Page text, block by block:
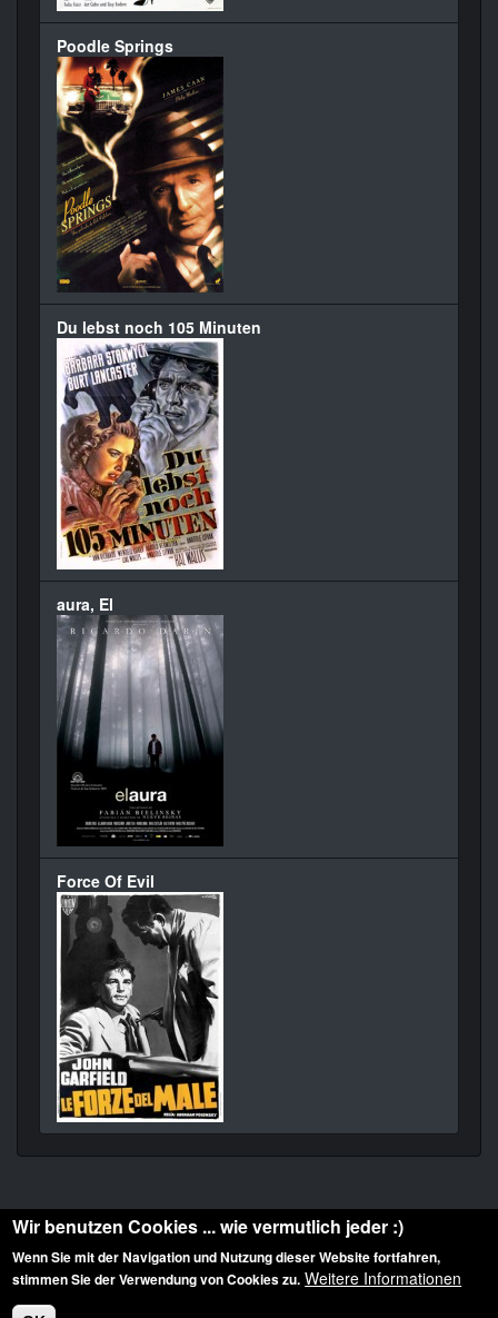
Poodle Springs
Du lebst noch 105 Minuten
aura, El
Force Of Evil
Diese Website ist urheberrechtlich geschützt: © 2010-2026 der Film Noir de. Alle
Rechte vorbehalten.
Wir benutzen Cookies ... wie vermutlich jeder :)
Wenn Sie mit der Navigation und Nutzung dieser Website fortfahren,
stimmen Sie der Verwendung von Cookies zu. Weitere Informationen